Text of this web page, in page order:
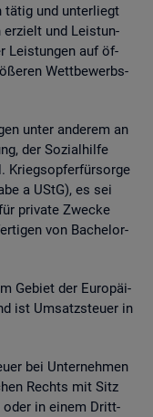
tätig und un­ter­liegt
er­zielt und Leis­tun­
Leis­tun­gen auf öf­
Wett­be­werbs­
unter an­de­rem an
der So­zi­al­hil­fe
Kriegs­op­fer­für­sor­ge
a UStG), es sei
pri­va­te Zwe­cke
von Ba­che­lor-
Ge­biet der Eu­ro­päi­
ist Um­satz­steu­er in
bei Un­ter­neh­men
Rechts mit Sitz
oder in einem Dritt­